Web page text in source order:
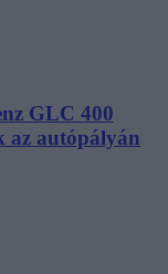
GLC 400
az autópályán